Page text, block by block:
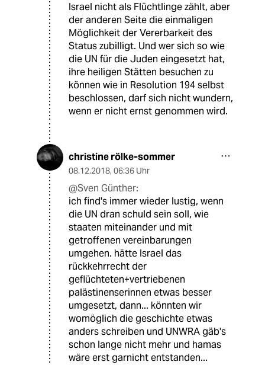
Israel nicht als Flüchtlinge zählt, aber
der anderen Seite die einmaligen
Möglichkeit der Vererbarkeit des
Status zubilligt. Und wer sich so wie
die UN für die Juden eingesetzt hat,
ihre heiligen Stätten besuchen zu
können wie in Resolution 194 selbst
beschlossen, darf sich nicht wundern,
wenn er nicht ernst genommen wird.
christine rölke-sommer
08.12.2018, 06:36 Uhr
@Sven Günther:
ich find's immer wieder lustig, wenn
die UN dran schuld sein soll, wie
staaten miteinander und mit
getroffenen vereinbarungen
umgehen. hätte Israel das
rückkehrrecht der
geflüchteten+vertriebenen
palästinenserinnen etwas besser
umgesetzt, dann... könnten wir
womöglich die geschichte etwas
anders schreiben und UNWRA gäb's
schon lange nicht mehr und hamas
wäre erst garnicht entstanden...